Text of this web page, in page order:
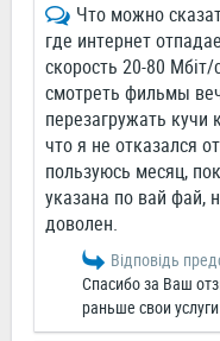
Что можно
где интернет
скорость 20-80
смотреть фильмы
перезагружать
что я не отказался
пользуюсь месяц,
указана по вай фай,
доволен.
Відповідь
Спасибо за Ваш
раньше свои